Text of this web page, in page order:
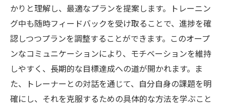
かりと理解し、最適なプランを提案します。トレーニン
グ中も随時フィードバックを受け取ることで、進捗を確
認しつつプランを調整することができます。このオープ
ンなコミュニケーションにより、モチベーションを維持
しやすく、長期的な目標達成への道が開かれます。ま
た、トレーナーとの対話を通じて、自分自身の課題を明
確にし、それを克服するための具体的な方法を学ぶこと